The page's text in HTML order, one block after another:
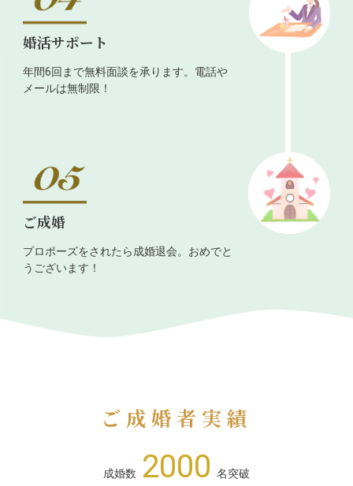
婚活サポート
年間6回まで無料面談を承ります。電話や
メールは無制限！
ご成婚
プロポーズをされたら成婚退会。おめでと
うございます！
ご成婚者実績
成婚数 2000 名突破